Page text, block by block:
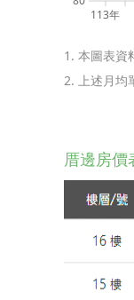
113年
1. 本圖表資
2. 上述月均
厝邊房